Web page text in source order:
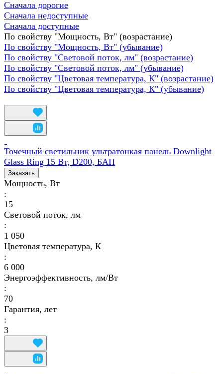
Сначала дорогие
Сначала недоступные
Сначала доступные
По свойству "Мощность, Вт" (возрастание)
По свойству "Мощность, Вт" (убывание)
По свойству "Световой поток, лм" (возрастание)
По свойству "Световой поток, лм" (убывание)
По свойству "Цветовая температура, К" (возрастание)
По свойству "Цветовая температура, К" (убывание)
Точечный светильник ультратонкая панель Downlight
Glass Ring 15 Вт, D200, БАП
Заказать
Мощность, Вт
:
15
Световой поток, лм
:
1 050
Цветовая температура, К
:
6 000
Энергоэффективность, лм/Вт
:
70
Гарантия, лет
:
3